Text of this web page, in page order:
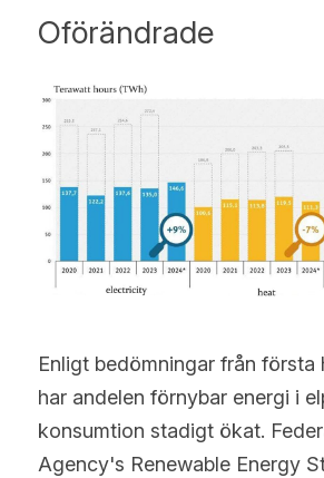
Deutsch
عربي
български
Čeština
Türkçe
Русский
Slovensko
Oförändrade
Enligt bedömningar från första
har andelen förnybar energi i
konsumtion stadigt ökat.
Agency's Renewable Energy